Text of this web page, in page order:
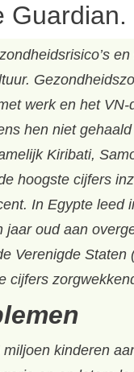
Guardian.
werk en het
hen niet
Kiribati,
hoogste cijfers
In Egypte leed
oud aan
Verenigde
cijfers
kinderen